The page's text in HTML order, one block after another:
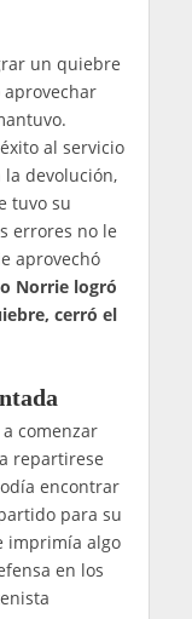
un quiebre
al servicio
devolución,
tuvo su
errores no le
aprovechó
Norrie logró
cerró el
comenzar
repartirese
encontrar
para su
imprimía algo
en los